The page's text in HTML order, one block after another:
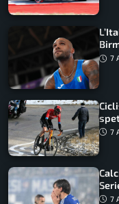
7
7
7